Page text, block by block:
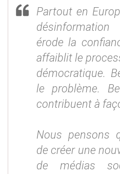
Partout en
érode la
affaiblit le
démocratique.
le problème.
contribuent à
Nous pensons
de créer une
de médias